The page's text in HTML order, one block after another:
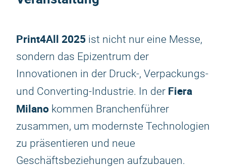
Print4All 2025 ist nicht nur eine Messe,
sondern das Epizentrum der
Innovationen in der Druck-, Verpackungs-
und Converting-Industrie. In der Fiera
Milano kommen Branchenführer
zusammen, um modernste Technologien
zu präsentieren und neue
Geschäftsbeziehungen aufzubauen.